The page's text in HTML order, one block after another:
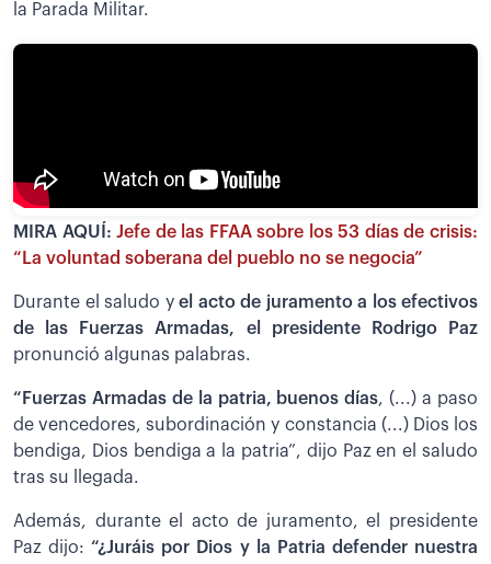
la Parada Militar.
MIRA AQUÍ:Jefe de las FFAA sobre los 53 días de crisis:
“La voluntad soberana del pueblo no se negocia”
Durante el saludo yel acto de juramento a los efectivos
de las Fuerzas Armadas, el presidente Rodrigo Paz
pronunció algunas palabras.
“Fuerzas Armadas de la patria, buenos días, (...) a paso
de vencedores, subordinación y constancia (...) Dios los
bendiga, Dios bendiga a la patria”, dijo Paz en el saludo
tras su llegada.
Además, durante el acto de juramento, el presidente
Paz dijo:“¿Juráis por Dios y la Patria defender nuestra